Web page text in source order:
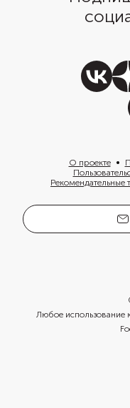
О проекте
Рекомендательные
Любое использование